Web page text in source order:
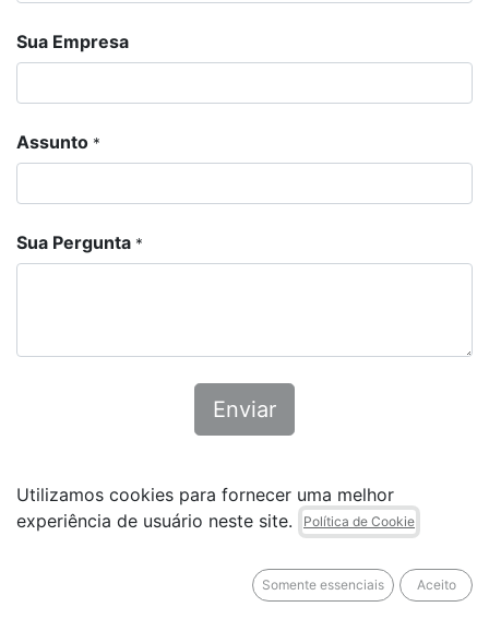
Sua Empresa
Assunto *
Sua Pergunta *
Enviar
Copyright © Flex do Brasil
Utilizamos cookies para fornecer uma melhor
experiência de usuário neste site.
Política de Cookie
Somente essenciais Aceito